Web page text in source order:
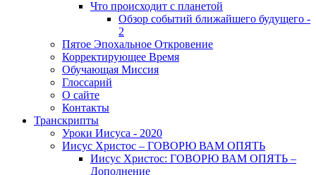
Что происходит с планетой
Обзор событий ближайшего будущего -
2
Пятое Эпохальное Откровение
Корректирующее Время
Обучающая Миссия
Глоссарий
О сайте
Контакты
Транскрипты
Уроки Иисуса - 2020
Иисус Христос – ГОВОРЮ ВАМ ОПЯТЬ
Иисус Христос: ГОВОРЮ ВАМ ОПЯТЬ –
Дополнение